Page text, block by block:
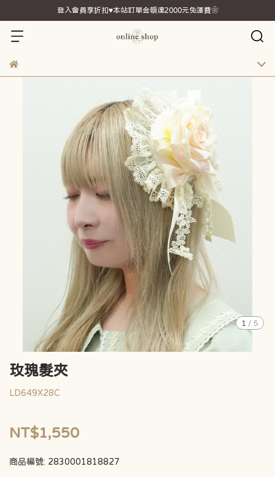
登入會員享折扣♥本站訂單金額達2000元免運費❀
1 / 5
玫瑰髮夾
LD649X28C
NT$1,550
商品編號: 2830001818827